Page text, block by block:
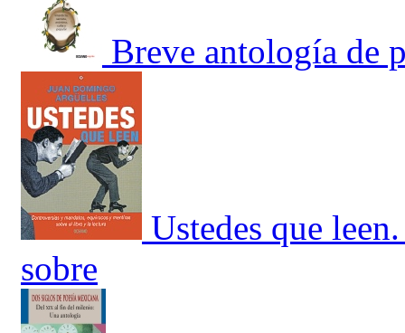
Breve antología de
Ustedes que
sobre